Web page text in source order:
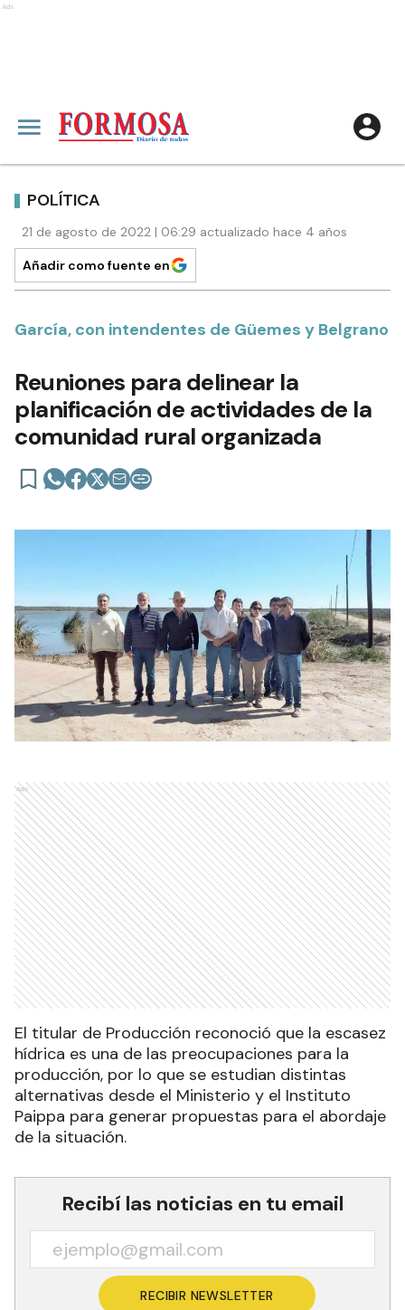
Ads
POLÍTICA
21 de agosto de 2022 | 06:29 actualizado hace 4 años
Añadir como fuente en
García, con intendentes de Güemes y Belgrano
Reuniones para delinear la
planificación de actividades de la
comunidad rural organizada
Ads
El titular de Producción reconoció que la escasez
hídrica es una de las preocupaciones para la
producción, por lo que se estudian distintas
alternativas desde el Ministerio y el Instituto
Paippa para generar propuestas para el abordaje
de la situación.
Recibí las noticias en tu email
RECIBIR NEWSLETTER